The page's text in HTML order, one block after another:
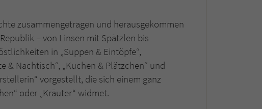
zusammengetragen und herausgekommen
– von Linsen mit Spätzlen bis
in „Suppen & Eintöpfe“,
& Nachtisch“, „Kuchen & Plätzchen“ und
vorgestellt, die sich einem ganz
oder „Kräuter“ widmet.
Webseite mit dem Benutzer. Es wird benötigt um z. B.
den Sicherheitscode des Kontaktformulars zu
überprüfen.